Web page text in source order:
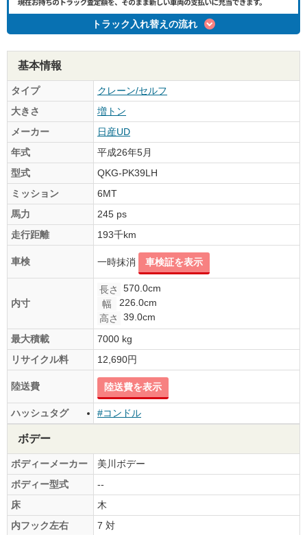
トラック入れ替えの流れ
基本情報
タイプ
クレーン/セルフ
大きさ
増トン
メーカー
日産UD
年式
平成26年5月
型式
QKG-PK39LH
ミッション
6MT
馬力
245 ps
走行距離
193千km
車検 一時抹消 車検証を表示
内寸
長さ
570.0cm
幅
226.0cm
高さ
39.0cm
最大積載
7000 kg
リサイクル料
12,690円
陸送費 陸送費を表示
ハッシュタグ #コンドル
ボデー
ボディーメーカー
美川ボデー
ボディー型式
--
床
木
内フック左右
7 対